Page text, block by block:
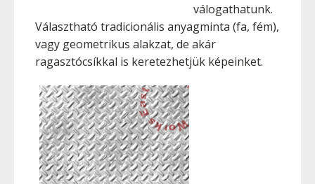
válogathatunk.
Választható tradicionális anyagminta (fa, fém),
vagy geometrikus alakzat, de akár
ragasztócsíkkal is keretezhetjük képeinket.